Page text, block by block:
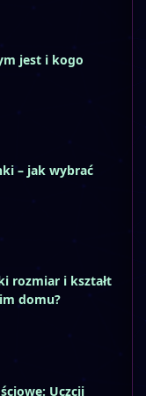
jest i kogo
– jak wybrać
rozmiar i kształt
domu?
Uczcij